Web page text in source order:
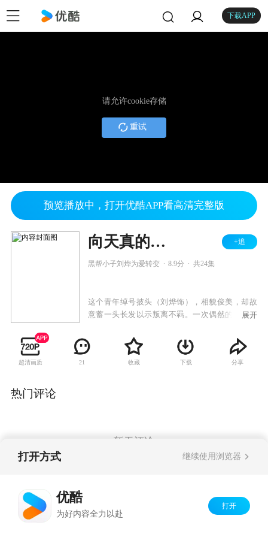
下载APP
请允许cookie存储
重试
预览播放中，打开优酷APP看高清完整版
向天真的女生投降 +追
黑帮小子刘烨为爱转变 8.9分 共24集
这个青年绰号披头（刘烨饰），相貌俊美，却故
意蓄一头长发以示叛离不羁。一次偶然的机缘，
妮饰），发现她虽然外貌平凡，但内心无比纯
真，披头不由自主的爱上了她，并决定改变自
展开
超清画质 21 收藏 下载 分享
热门评论
暂无评论
打开方式 继续使用浏览器
优酷
为好内容全力以赴
打开